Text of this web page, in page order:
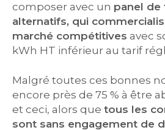
composer avec un panel de
alternatifs, qui
marché compétitives avec
kWh HT inférieur au tarif
Malgré toutes ces bonnes
encore près de 75 % à être
et ceci, alors que tous les
sont sans engagement de